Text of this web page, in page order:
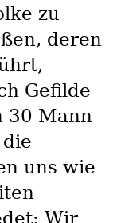
zu
deren
Gefilde
30 Mann
uns wie
Wir